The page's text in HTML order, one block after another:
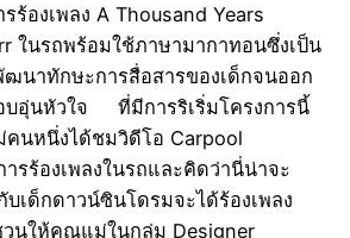
ร้องเพลง A Thousand Years
ในรถพร้อมใช้ภาษามากาทอนซึ่งเป็น
ฒนาทักษะการสื่อสารของเด็กจนออก
บอุ่นหัวใจ ที่มีการริเริ่มโครงการนี้
นหนึ่งได้ชมวิดีโอ Carpool
รร้องเพลงในรถและคิดว่านี่น่าจะ
เด็กดาวน์ซินโดรมจะได้ร้องเพลง
วนให้คุณแม่ในกลุ่ม Designer